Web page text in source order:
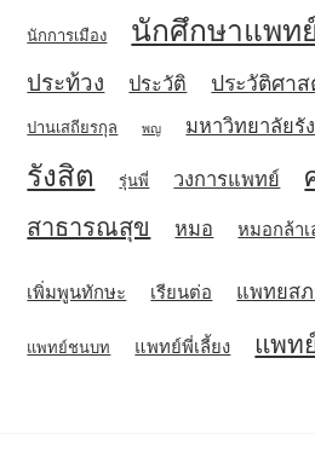
นักการเมือง นักศึกษาแพท
ประท้วง ประวัติ ประวัติศา
ปานเสถียรกุล พญ มหาวิทยาลัยรั
รังสิต รุ่นพี่ วงการแพทย์
สาธารณสุข หมอ หมอกล้าเ
เพิ่มพูนทักษะ เรียนต่อ แพทยส
แพทย์ชนบท แพทย์พี่เลี้ยง แพท